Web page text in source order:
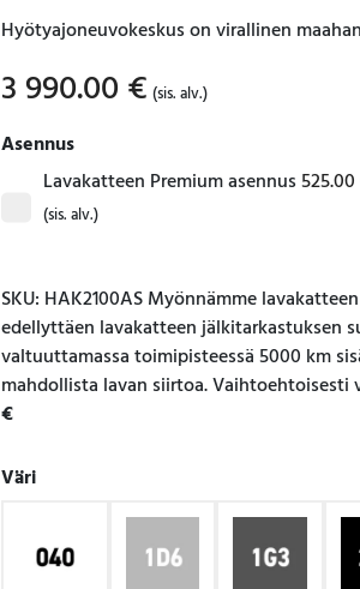
Hyötyajoneuvokeskus on virallinen
3 990.00 € (sis. alv.)
Asennus
Lavakatteen Premium asennus525.00
(sis. alv.)
SKU: HAK2100AS Myönnämme
edellyttäen lavakatteen jälkitarkastuksen
valtuuttamassa toimipisteessä 5000 km
mahdollista lavan siirtoa.
€
Väri